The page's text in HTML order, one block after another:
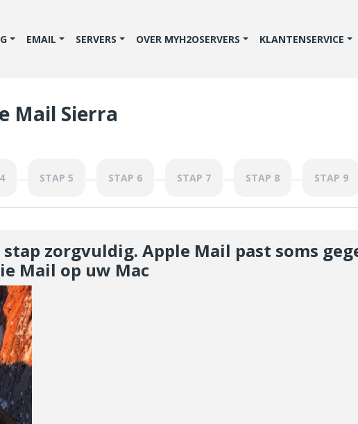
EMAIL SERVERS OVER MYH2OSERVERS KLANTENSERVICE
Mail Sierra
STAP 5 STAP 6 STAP 7 STAP 8 STAP 9
zorgvuldig. Apple Mail past soms
Mail op uw Mac